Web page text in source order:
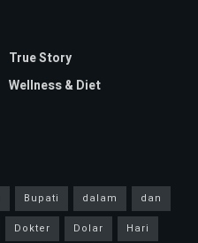
True Story
Wellness & Diet
Bupati dalam
dan
Dokter Dolar
Hari